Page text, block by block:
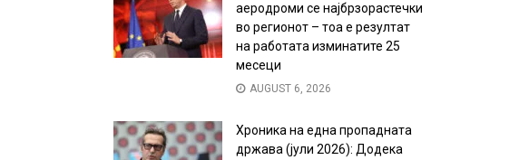
аеродроми се најбрзорастечки
во регионот – тоа е резултат
на работата изминатите 25
месеци
AUGUST 6, 2026
Хроника на една пропадната
држава (јули 2026): Додека